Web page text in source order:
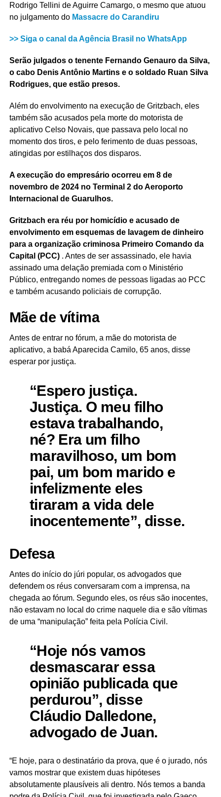
Rodrigo Tellini de Aguirre Camargo, o mesmo que atuou
no julgamento do Massacre do Carandiru
>> Siga o canal daAgência Brasil no WhatsApp
Serão julgados o tenente Fernando Genauro da Silva,
o cabo Denis Antônio Martins e o soldado Ruan Silva
Rodrigues, que estão presos.
Além do envolvimento na execução de Gritzbach, eles
também são acusados pela morte do motorista de
aplicativo Celso Novais, que passava pelo local no
momento dos tiros, e pelo ferimento de duas pessoas,
atingidas por estilhaços dos disparos.
A execução do empresário ocorreu em 8 de
novembro de 2024 no Terminal 2 do Aeroporto
Internacional de Guarulhos.
Gritzbach era réu por homicídio e acusado de
envolvimento em esquemas de lavagem de dinheiro
para a organização criminosa Primeiro Comando da
Capital (PCC). Antes de ser assassinado, ele havia
assinado uma delação premiada com o Ministério
Público, entregando nomes de pessoas ligadas ao PCC
e também acusando policiais de corrupção.
Mãe de vítima
Antes de entrar no fórum, a mãe do motorista de
aplicativo, a babá Aparecida Camilo, 65 anos, disse
esperar por justiça.
“Espero justiça.
Justiça. O meu filho
estava trabalhando,
né? Era um filho
maravilhoso, um bom
pai, um bom marido e
infelizmente eles
tiraram a vida dele
inocentemente”, disse.
Defesa
Antes do início do júri popular, os advogados que
defendem os réus conversaram com a imprensa, na
chegada ao fórum. Segundo eles, os réus são inocentes,
não estavam no local do crime naquele dia e são vítimas
de uma “manipulação” feita pela Polícia Civil.
“Hoje nós vamos
desmascarar essa
opinião publicada que
perdurou”, disse
Cláudio Dalledone,
advogado de Juan.
“E hoje, para o destinatário da prova, que é o jurado, nós
vamos mostrar que existem duas hipóteses
absolutamente plausíveis ali dentro. Nós temos a banda